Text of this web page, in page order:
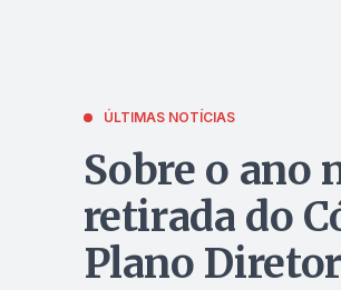
ÚLTIMAS NOTÍCIAS
Sobre o ano
retirada do
Plano Diretor